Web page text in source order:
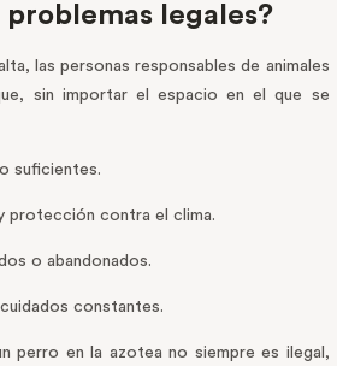
legales?
las personas responsables de animales
sin importar el espacio en el que se
suficientes.
protección contra el clima.
o abandonados.
constantes.
perro en la azotea no siempre es ilegal,